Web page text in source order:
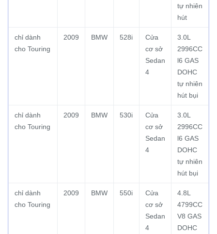
tự nhiên
hút
chỉ dành
cho Touring
2009 BMW 528i
Cửa
cơ sở
Sedan
4
3.0L
2996CC
l6 GAS
DOHC
tự nhiên
hút bụi
chỉ dành
cho Touring
2009 BMW 530i
Cửa
cơ sở
Sedan
4
3.0L
2996CC
l6 GAS
DOHC
tự nhiên
hút bụi
chỉ dành
cho Touring
2009 BMW 550i
Cửa
cơ sở
Sedan
4
4.8L
4799CC
V8 GAS
DOHC